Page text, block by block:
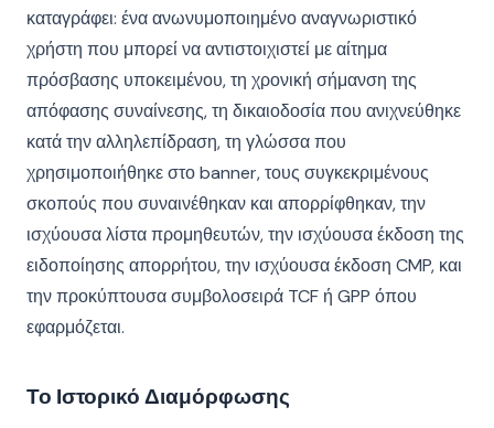
καταγράφει: ένα ανωνυμοποιημένο αναγνωριστικό
χρήστη που μπορεί να αντιστοιχιστεί με αίτημα
πρόσβασης υποκειμένου, τη χρονική σήμανση της
απόφασης συναίνεσης, τη δικαιοδοσία που ανιχνεύθηκε
κατά την αλληλεπίδραση, τη γλώσσα που
χρησιμοποιήθηκε στο banner, τους συγκεκριμένους
σκοπούς που συναινέθηκαν και απορρίφθηκαν, την
ισχύουσα λίστα προμηθευτών, την ισχύουσα έκδοση της
ειδοποίησης απορρήτου, την ισχύουσα έκδοση CMP, και
την προκύπτουσα συμβολοσειρά TCF ή GPP όπου
εφαρμόζεται.
Το Ιστορικό Διαμόρφωσης